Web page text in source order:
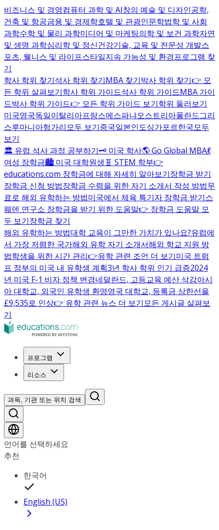
비즈니스 및 경영컴퓨터 과학 및 AI창의 예술 및 디자인공학,
건축 및 항공금융 및 경제학호텔 및 관광인문학법학 및 사회
과학수학 및 물리 과학미디어 및 마케팅의학 및 보건 과학자연
및 생명 과학심리학 및 정신건강기술, 교육 및 전문성 개발스
포츠, 웰니스 및 라이프스타일지속 가능성 및 환경프로그램 찾
기
학사 학위 찾기석사 학위 찾기MBA 찾기박사 학위 찾기👉 모
든 학위 살펴보기학사 학위 가이드석사 학위 가이드MBA 가이
드박사 학위 가이드👉 모든 학위 가이드 보기학위 둘러보기
미국영국독일이탈리아프랑스에스파냐오스트리아폴란드그리
스루마니아헝가리모두 보기중국일본인도싱가포르한국모두
보기
🏛️ 유럽 석사 과정 공부하기🗝️ 미국 학사🌎 Go Global MBA💃
여성 장학금🏙️ 미국 대학원생 🧬 STEM 학부👉
educations.com 장학금에 대해 자세히 알아보기장학금 받기
장학금 신청 방법장학금 수령을 위한 자기 소개서 작성 방법무
료로 해외 유학하는 방법미국에서 체육 특기자 장학금 받기스
웨덴 연구소 장학금을 받기 위한 도움말👉 장학금 도움말 모
두 보기장학금 찾기
해외 유학하는 방법대학 교육이 그만한 가치가 있나요?유럽에
서 가장 저렴한 국가해외 유학 자기 소개서해외 학교 지원 방
법학생을 위한 시간 관리👉유학 관련 조언 더 보기미국 트럼
프 정부의 미국 내 유학생 계획3년 학사 학위 인기 급증2024
년 미국 F-1 비자 정책 변경네덜란드, 고등교육 예산 삭감아시
아 대학교, 외국인 유학생 환영영국 대학교, 등록금 상한선을
£9,535로 인상👉 유학 관련 뉴스 더 보기모든 게시글 살펴보
기
프로그램
리소스
과목, 기관 또는 위치 검색
언어를 선택하세요
추천
한국어
English (US)